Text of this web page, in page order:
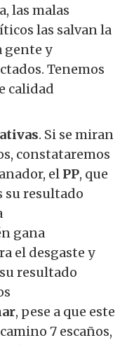
las malas
las salvan la
gente y
Tenemos
calidad
. Si se miran
constataremos
el PP, que
su resultado
gana
el desgaste y
resultado
, pese a que este
7 escaños,